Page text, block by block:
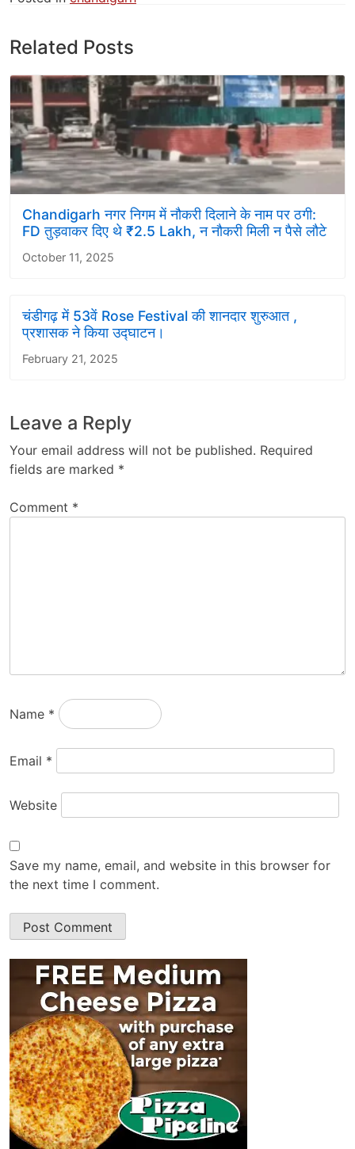
Related Posts
Chandigarh नगर निगम में नौकरी दिलाने के नाम पर ठगी:
FD तुड़वाकर दिए थे ₹2.5 Lakh, न नौकरी मिली न पैसे लौटे
October 11, 2025
चंडीगढ़ में 53वें Rose Festival की शानदार शुरुआत ,
प्रशासक ने किया उद्घाटन।
February 21, 2025
Leave a Reply
Your email address will not be published. Required
fields are marked *
Comment *
Name *
Email *
Website
Save my name, email, and website in this browser for
the next time I comment.